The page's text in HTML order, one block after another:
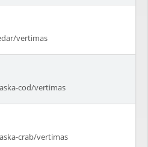
vertimas
cod/vertimas
crab/vertimas